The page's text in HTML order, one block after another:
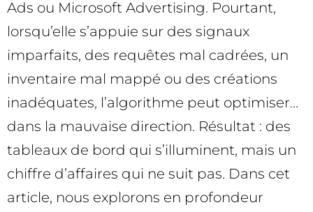
Ads ou Microsoft Advertising. Pourtant,
lorsqu’elle s’appuie sur des signaux
imparfaits, des requêtes mal cadrées, un
inventaire mal mappé ou des créations
inadéquates, l’algorithme peut optimiser…
dans la mauvaise direction. Résultat : des
tableaux de bord qui s’illuminent, mais un
chiffre d’affaires qui ne suit pas. Dans cet
article, nous explorons en profondeur